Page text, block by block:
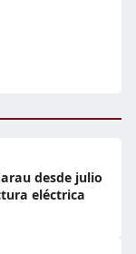
desde julio
eléctrica